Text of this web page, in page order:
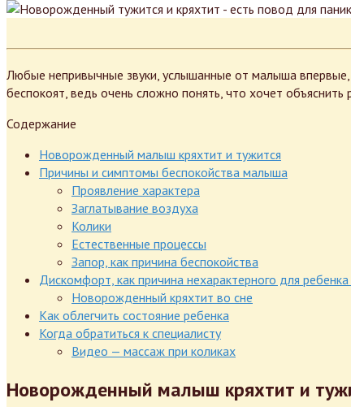
Любые непривычные звуки, услышанные от малыша
беспокоят, ведь очень сложно понять, что хочет объяснить
Содержание
Новорожденный малыш кряхтит и тужится
Причины и симптомы беспокойства малыша
Проявление характера
Заглатывание воздуха
Колики
Естественные процессы
Запор, как причина беспокойства
Дискомфорт, как причина нехарактерного для
Новорожденный кряхтит во сне
Как облегчить состояние ребенка
Когда обратиться к специалисту
Видео — массаж при коликах
Новорожденный малыш кряхтит и